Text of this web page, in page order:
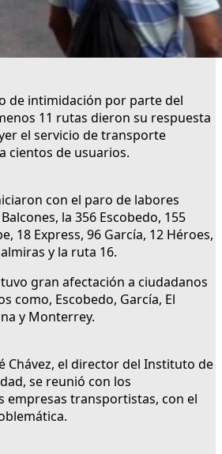
de intimidación por parte del
11 rutas dieron su respuesta
el servicio de transporte
cientos de usuarios.
con el paro de labores
la 356 Escobedo, 155
18 Express, 96 García, 12 Héroes,
y la ruta 16.
gran afectación a ciudadanos
como, Escobedo, García, El
y Monterrey.
Chávez, el director del Instituto de
se reunió con los
empresas transportistas, con el